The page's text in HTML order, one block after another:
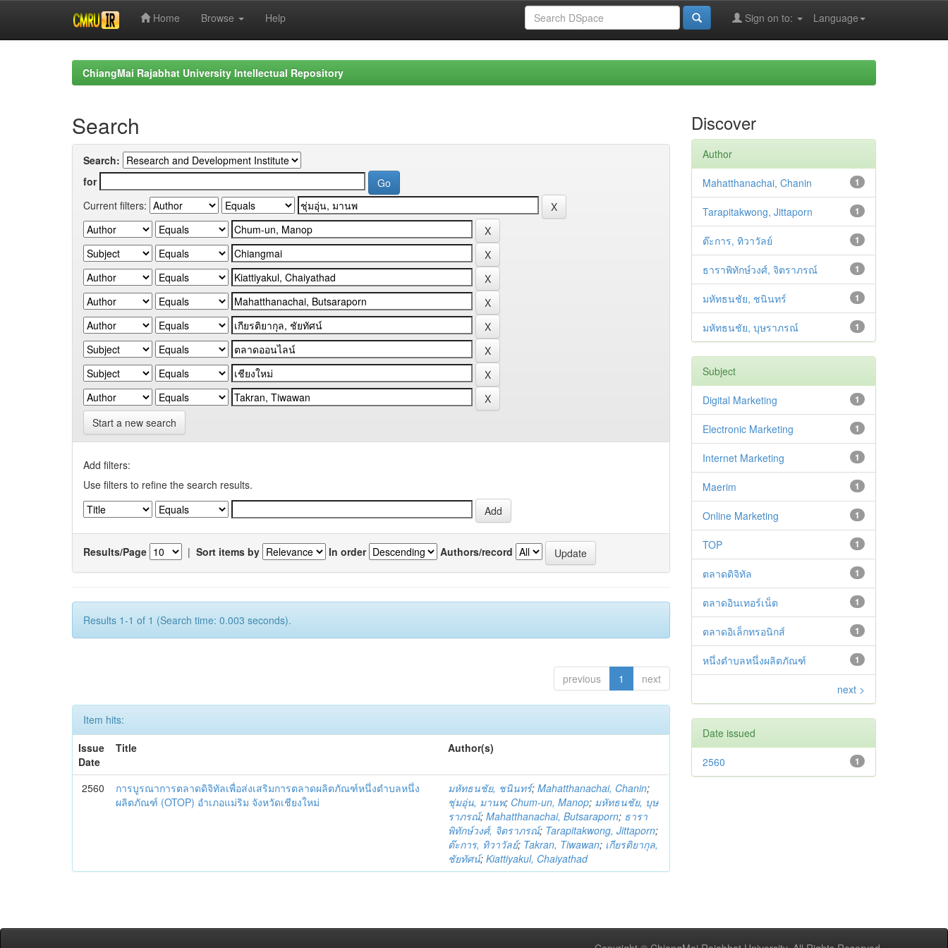
Home Browse Help Language
Sign on to:
ChiangMai Rajabhat University Intellectual Repository
Search
Search:
for
Current filters:
Start a new search
Add filters:
Use filters to refine the search results.
Results/Page | Sort items by In order Authors/record
Results 1-1 of 1 (Search time: 0.003 seconds).
previous 1 next
Item hits:
Issue
Date
Title Author(s)
2560
การบูรณาการตลาดดิจิทัลเพื่อส่งเสริมการตลาดผลิตภัณฑ์หนึ่งตำบลหนึ่ง
ผลิตภัณฑ์ (OTOP) อำเภอแม่ริม จังหวัดเชียงใหม่
มหัทธนชัย, ชนินทร์;Mahatthanachai, Chanin;
ชุ่มอุ่น, มานพ; Chum-un, Manop; มหัทธนชัย, บุษ
ราภรณ์;Mahatthanachai, Butsaraporn; ธารา
พิทักษ์วงศ์, จิตราภรณ์; Tarapitakwong, Jittaporn;
ต๊ะการ, ทิวาวัลย์; Takran, Tiwawan; เกียรติยากุล,
ชัยทัศน์;Kiattiyakul, Chaiyathad
Discover
Author
1
Mahatthanachai, Chanin
1
Tarapitakwong, Jittaporn
1
ต๊ะการ, ทิวาวัลย์
1
ธาราพิทักษ์วงศ์, จิตราภรณ์
1
มหัทธนชัย, ชนินทร์
1
มหัทธนชัย, บุษราภรณ์
Subject
1
Digital Marketing
1
Electronic Marketing
1
Internet Marketing
1
Maerim
1
Online Marketing
1
TOP
1
ตลาดดิจิทัล
1
ตลาดอินเทอร์เน็ต
1
ตลาดอิเล็กทรอนิกส์
1
หนึ่งตำบลหนึ่งผลิตภัณฑ์
next >
Date issued
1
2560